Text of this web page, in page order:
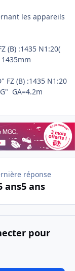
les appareils
(B) :1435 N1:20(
FZ (B) :1435 N1:20
GA=4.2m
réponse
ans5 ans
pour